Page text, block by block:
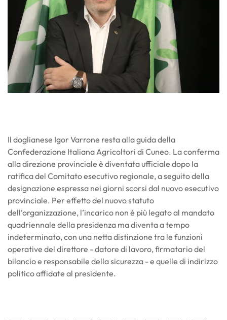
Il doglianese Igor Varrone resta alla guida della
Confederazione Italiana Agricoltori di Cuneo. La conferma
alla direzione provinciale è diventata ufficiale dopo la
ratifica del Comitato esecutivo regionale, a seguito della
designazione espressa nei giorni scorsi dal nuovo esecutivo
provinciale. Per effetto del nuovo statuto
dell’organizzazione, l’incarico non è più legato al mandato
quadriennale della presidenza ma diventa a tempo
indeterminato, con una netta distinzione tra le funzioni
operative del direttore - datore di lavoro, firmatario del
bilancio e responsabile della sicurezza - e quelle di indirizzo
politico affidate al presidente.